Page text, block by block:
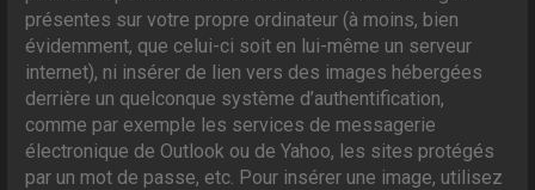
présentes sur votre propre ordinateur (à moins, bien
évidemment, que celui-ci soit en lui-même un serveur
internet), ni insérer de lien vers des images hébergées
derrière un quelconque système d’authentification,
comme par exemple les services de messagerie
électronique de Outlook ou de Yahoo, les sites protégés
par un mot de passe, etc. Pour insérer une image, utilisez